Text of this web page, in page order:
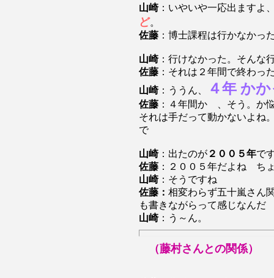
山崎：いやいや一応出ますよ
ど。
佐藤 ：博士課程は行かなかっ
山崎：行けなかった。そんな
佐藤 ：それは２年間で終わっ
山崎：ううん、 ４年 か
佐藤 ：４年間か 、そう。か
それは手だって動かないよね
で
山崎：出たのが ２００５年で
佐藤 ：２００５年だよね ち
山崎：そうですね
佐藤： 相変わらず五十嵐さん
も書きながらって感じなんだ
山崎：う～ん。
（藤村さんとの関係）